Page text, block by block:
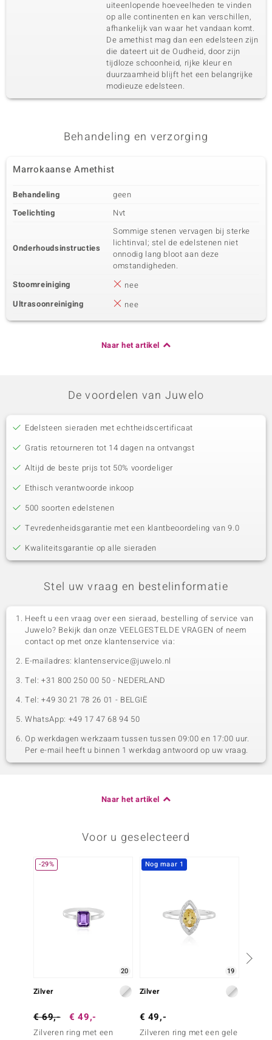
uiteenlopende hoeveelheden te vinden
op alle continenten en kan verschillen,
afhankelijk van waar het vandaan komt.
De amethist mag dan een edelsteen zijn
die dateert uit de Oudheid, door zijn
tijdloze schoonheid, rijke kleur en
duurzaamheid blijft het een belangrijke
modieuze edelsteen.
Behandeling en verzorging
Marrokaanse Amethist
Behandeling
geen
Toelichting
Nvt
Onderhoudsinstructies
Sommige stenen vervagen bij sterke
lichtinval; stel de edelstenen niet
onnodig lang bloot aan deze
omstandigheden.
Stoomreiniging
nee
Ultrasoonreiniging
nee
Naar het artikel
De voordelen van Juwelo
Edelsteen sieraden met echtheidscertificaat
Gratis retourneren tot 14 dagen na ontvangst
Altijd de beste prijs tot 50% voordeliger
Ethisch verantwoorde inkoop
500 soorten edelstenen
Tevredenheidsgarantie met een klantbeoordeling van 9.0
Kwaliteitsgarantie op alle sieraden
Stel uw vraag en bestelinformatie
Heeft u een vraag over een sieraad, bestelling of service van
Juwelo? Bekijk dan onze VEELGESTELDE VRAGEN of neem
contact op met onze klantenservice via:
E-mailadres: klantenservice@juwelo.nl
Tel: +31 800 250 00 50 - NEDERLAND
Tel: +49 30 21 78 26 01 - BELGIË
WhatsApp: +49 17 47 68 94 50
Op werkdagen werkzaam tussen tussen 09:00 en 17:00 uur.
Per e-mail heeft u binnen 1 werkdag antwoord op uw vraag.
Naar het artikel
Voor u geselecteerd
-29%
20
Zilver
€ 69,- € 49,-
Zilveren ring met een
Nog maar 1
19
Zilver
€ 49,-
Zilveren ring met een gele